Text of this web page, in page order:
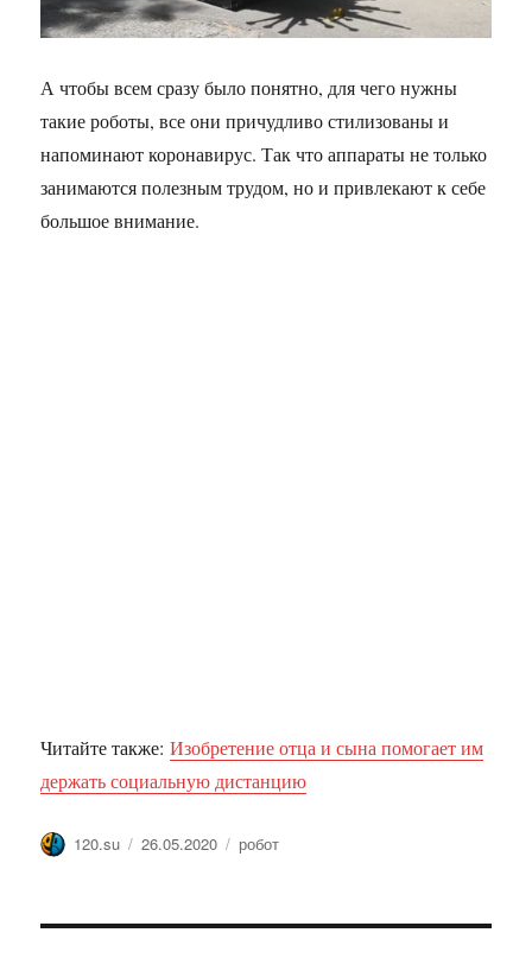
А чтобы всем сразу было понятно, для чего нужны
такие роботы, все они причудливо стилизованы и
напоминают коронавирус. Так что аппараты не только
занимаются полезным трудом, но и привлекают к себе
большое внимание.
Читайте также:Изобретение отца и сына помогает им
держать социальную дистанцию
Автор
120.su Опубликовано
26.05.2020 Метки
робот